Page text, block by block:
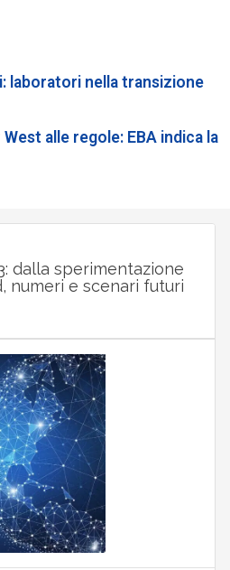
laboratori nella transizione
alle regole: EBA indica la
dalla sperimentazione
numeri e scenari futuri